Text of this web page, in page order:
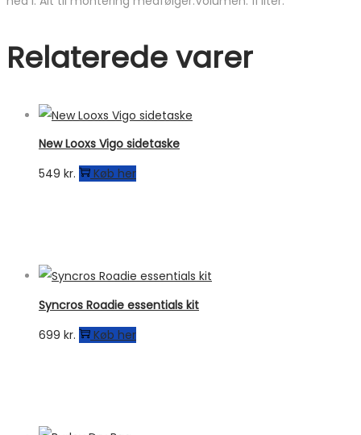
Relaterede varer
New Looxs Vigo sidetaske
549 kr. Køb her
Syncros Roadie essentials kit
699 kr. Køb her